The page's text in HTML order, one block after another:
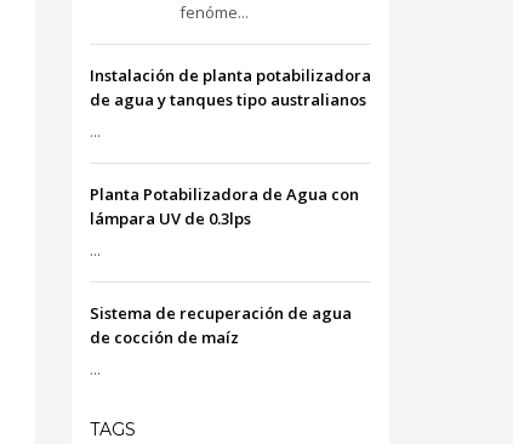
fenóme...
Instalación de planta potabilizadora
de agua y tanques tipo australianos
...
Planta Potabilizadora de Agua con
lámpara UV de 0.3lps
...
Sistema de recuperación de agua
de cocción de maíz
...
TAGS